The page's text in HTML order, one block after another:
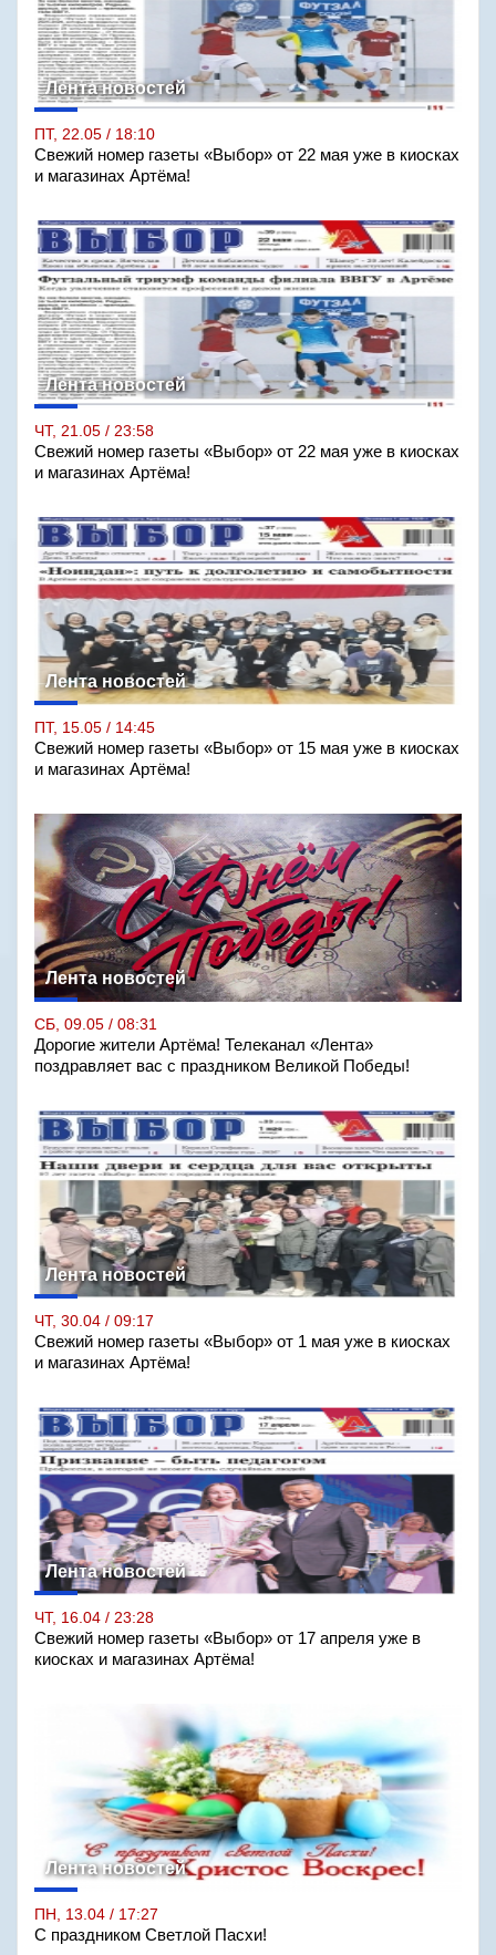
Лента новостей
ПТ, 22.05 / 18:10
Свежий номер газеты «Выбор» от 22 мая уже в киосках
и магазинах Артёма!
Лента новостей
ЧТ, 21.05 / 23:58
Свежий номер газеты «Выбор» от 22 мая уже в киосках
и магазинах Артёма!
Лента новостей
ПТ, 15.05 / 14:45
Свежий номер газеты «Выбор» от 15 мая уже в киосках
и магазинах Артёма!
Лента новостей
СБ, 09.05 / 08:31
Дорогие жители Артёма! Телеканал «Лента»
поздравляет вас с праздником Великой Победы!
Лента новостей
ЧТ, 30.04 / 09:17
Свежий номер газеты «Выбор» от 1 мая уже в киосках
и магазинах Артёма!
Лента новостей
ЧТ, 16.04 / 23:28
Свежий номер газеты «Выбор» от 17 апреля уже в
киосках и магазинах Артёма!
Лента новостей
ПН, 13.04 / 17:27
С праздником Светлой Пасхи!